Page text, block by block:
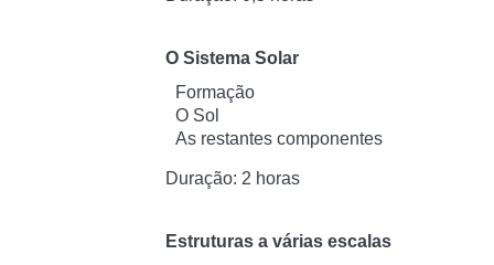
O Sistema Solar
Formação
O Sol
As restantes componentes
Duração: 2 horas
Estruturas a várias escalas